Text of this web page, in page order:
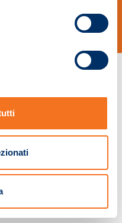
€ 2.000.000,00 i.v. La